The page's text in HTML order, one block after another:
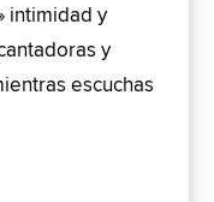
intimidad y
y
escuchas